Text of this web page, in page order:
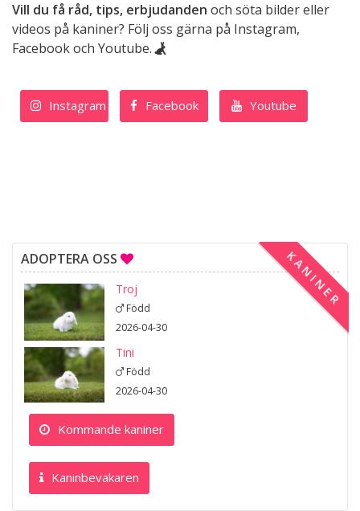
Vill du få råd, tips, erbjudanden och söta bilder eller
videos på kaniner? Följ oss gärna på Instagram,
Facebook och Youtube.
Instagram Facebook Youtube
KANINER
ADOPTERA OSS
Troj
Född
2026-04-30
Tini
Född
2026-04-30
Kommande kaniner
Kaninbevakaren